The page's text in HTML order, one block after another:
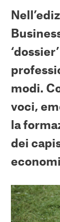
modi.
voci,
la
dei